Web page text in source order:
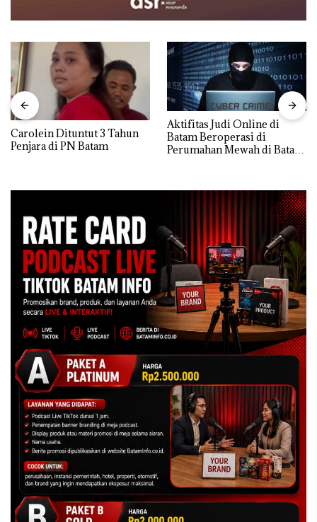
Carolein Dituntut 3 Tahun
Penjara di PN Batam
Aktifitas Judi Online di
Batam Beroperasi di
Perumahan Mewah di Batam